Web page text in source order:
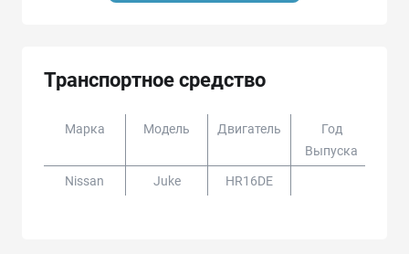
Транспортное средство
Марка Модель Двигатель
Год
Выпуска
Nissan Juke HR16DE